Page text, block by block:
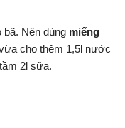
bã. Nên dùng miếng
cho thêm 1,5l nước
2l sữa.